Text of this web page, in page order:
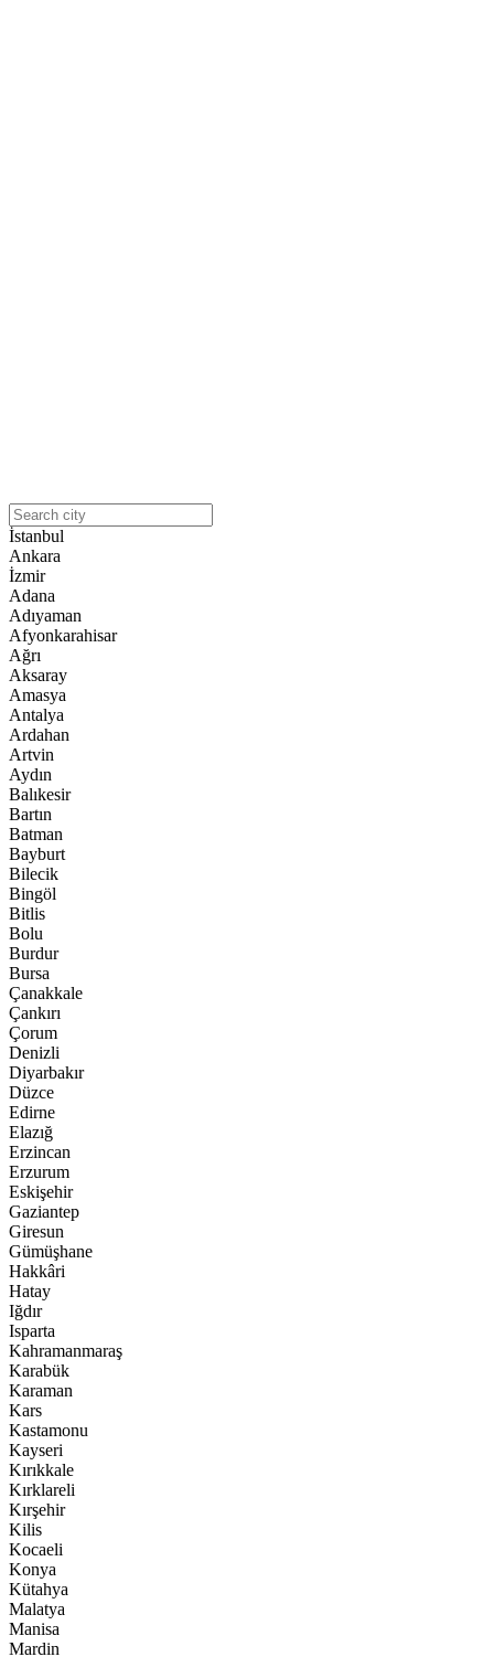
İstanbul
Ankara
İzmir
Adana
Adıyaman
Afyonkarahisar
Ağrı
Aksaray
Amasya
Antalya
Ardahan
Artvin
Aydın
Balıkesir
Bartın
Batman
Bayburt
Bilecik
Bingöl
Bitlis
Bolu
Burdur
Bursa
Çanakkale
Çankırı
Çorum
Denizli
Diyarbakır
Düzce
Edirne
Elazığ
Erzincan
Erzurum
Eskişehir
Gaziantep
Giresun
Gümüşhane
Hakkâri
Hatay
Iğdır
Isparta
Kahramanmaraş
Karabük
Karaman
Kars
Kastamonu
Kayseri
Kırıkkale
Kırklareli
Kırşehir
Kilis
Kocaeli
Konya
Kütahya
Malatya
Manisa
Mardin